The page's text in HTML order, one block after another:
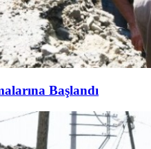
Başlandı